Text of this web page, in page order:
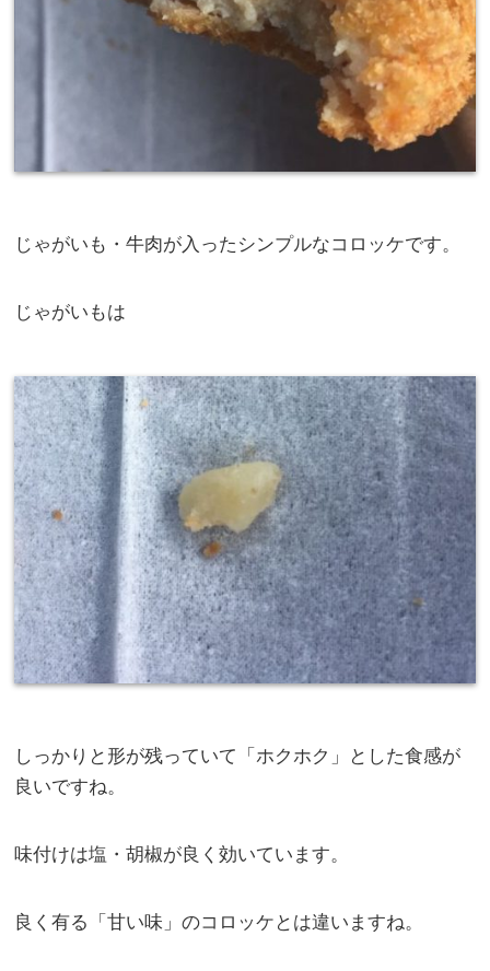
じゃがいも・牛肉が入ったシンプルなコロッケです。
じゃがいもは
しっかりと形が残っていて「ホクホク」とした食感が
良いですね。
味付けは塩・胡椒が良く効いています。
良く有る「甘い味」のコロッケとは違いますね。